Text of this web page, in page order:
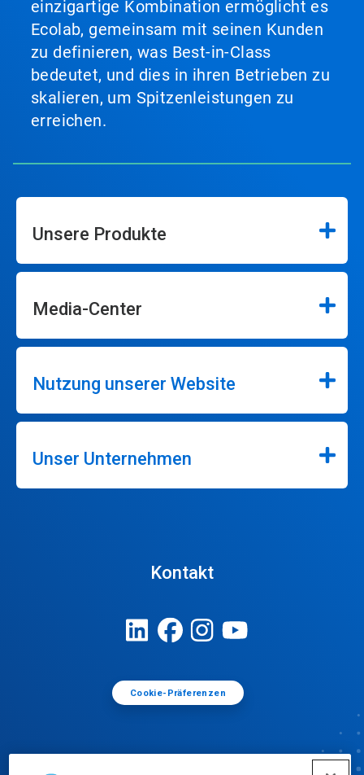
einzigartige Kombination ermöglicht es
Ecolab, gemeinsam mit seinen Kunden
zu definieren, was Best-in-Class
bedeutet, und dies in ihren Betrieben zu
skalieren, um Spitzenleistungen zu
erreichen.
Unsere Produkte
Media-Center
Nutzung unserer Website
Unser Unternehmen
Kontakt
Cookie-Präferenzen